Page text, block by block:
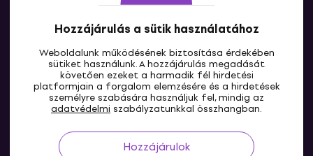
Hozzájárulás a sütik használatához
Weboldalunk működésének biztosítása érdekében
sütiket használunk. A hozzájárulás megadását
követően ezeket a harmadik fél hirdetési
platformjain a forgalom elemzésére és a hirdetések
személyre szabására használjuk fel, mindig az
adatvédelmi szabályzatunkkal összhangban.
Hozzájárulok
HU